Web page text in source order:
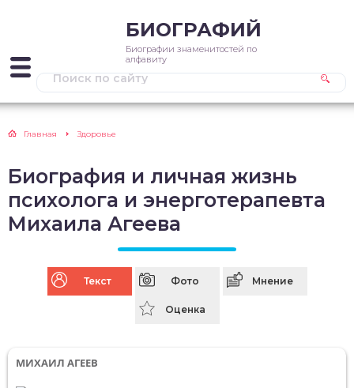
БИОГРАФИЙ
Биографии знаменитостей по
алфавиту
Главная Здоровье
Биография и личная жизнь
психолога и энерготерапевта
Михаила Агеева
Текст Фото Мнение
Оценка
МИХАИЛ АГЕЕВ